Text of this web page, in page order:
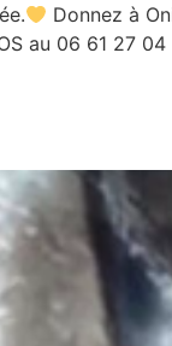
Donnez à
au 06 61 27